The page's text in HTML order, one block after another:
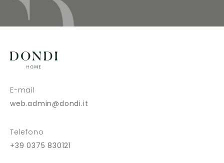
E-mail
web.admin@dondi.it
Telefono
+39 0375 830121